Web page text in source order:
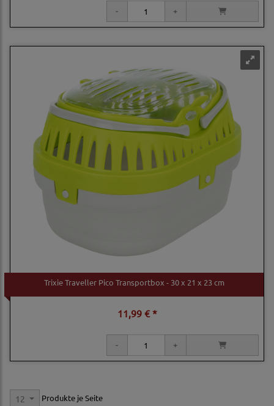
Trixie Traveller Pico Transportbox - 30 x 21 x 23 cm
11,99 € *
12 Produkte je Seite